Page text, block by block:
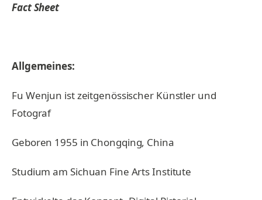
Fact Sheet
Allgemeines:
Fu Wenjun ist zeitgenössischer Künstler und
Fotograf
Geboren 1955 in Chongqing, China
Studium am Sichuan Fine Arts Institute